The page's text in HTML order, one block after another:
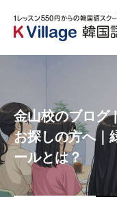
校舎案内
韓国語講師紹介
スケジュール
K Village韓国留学
金山校のブログ
お探しの方へ｜
ールとは？